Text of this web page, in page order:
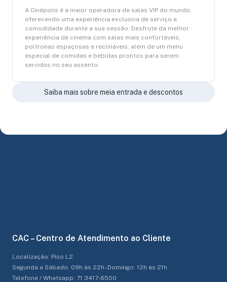
A Cinépolis é a maior operadora de salas VIP do mundo,
oferecendo uma experiência exclusiva de serviço e
comodidade durante a sua sessão. Desfrute da melhor
experiência de cinema com salas mais confortáveis,
poltronas espaçosas e reclináveis, além de um menu
especial de comidas e bebidas prontos para serem
servidos no seu assento.
Saiba mais sobre meia entrada e descontos
CAC – Centro de Atendimento ao Cliente
Localização: Piso L2
Segunda a Sábado: 09h às 22h - Domingo: 12h às 21h
Telefone / Whatsapp: 71 3417-6500